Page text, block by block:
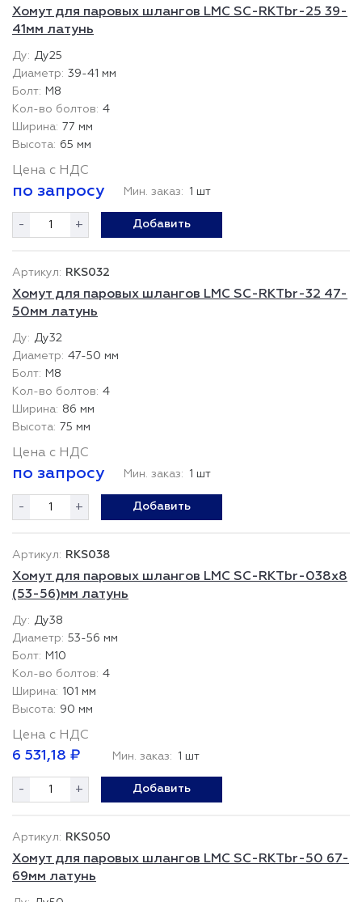
Хомут для паровых шлангов LMC SC-RKTbr-25 39-
41мм латунь
Ду25
39-41 мм
М8
4
77 мм
65 мм
Цена с НДС
по запросу Мин. заказ: 1 шт
- + Добавить
RKS032
Хомут для паровых шлангов LMC SC-RKTbr-32 47-
50мм латунь
Ду32
47-50 мм
М8
4
86 мм
75 мм
Цена с НДС
по запросу Мин. заказ: 1 шт
- + Добавить
RKS038
Хомут для паровых шлангов LMC SC-RKTbr-038x8
(53-56)мм латунь
Ду38
53-56 мм
М10
4
101 мм
90 мм
Цена с НДС
6 531,18 ₽ Мин. заказ: 1 шт
- + Добавить
RKS050
Хомут для паровых шлангов LMC SC-RKTbr-50 67-
69мм латунь